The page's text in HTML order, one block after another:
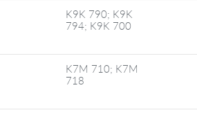
K9K 790; K9K
794; K9K 700
K7M 710; K7M
718